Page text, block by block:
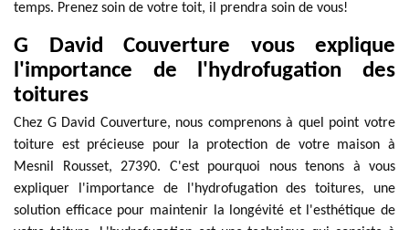
temps. Prenez soin de votre toit, il prendra soin de vous!
G David Couverture vous explique
l'importance de l'hydrofugation des
toitures
Chez G David Couverture, nous comprenons à quel point votre
toiture est précieuse pour la protection de votre maison à
Mesnil Rousset, 27390. C'est pourquoi nous tenons à vous
expliquer l'importance de l'hydrofugation des toitures, une
solution efficace pour maintenir la longévité et l'esthétique de